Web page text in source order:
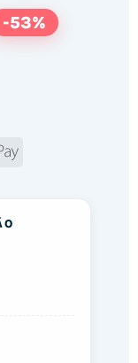
-53%
Apple